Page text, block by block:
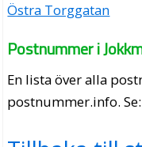
Östra Torggatan
Postnummer i
En lista över alla
postnummer.info. Se: